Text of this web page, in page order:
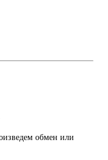
обмен или